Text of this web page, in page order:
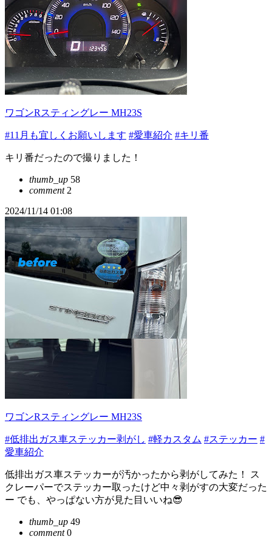
ワゴンRスティングレー MH23S
#11月も宜しくお願いします #愛車紹介 #キリ番
キリ番だったので撮りました！
thumb_up 58
comment2
2024/11/14 01:08
ワゴンRスティングレー MH23S
#低排出ガス車ステッカー剥がし #軽カスタム #ステッカー #
愛車紹介
低排出ガス車ステッカーが汚かったから剥がしてみた！ ス
クレーパーでステッカー取ったけど中々剥がすの大変だった
ー でも、やっぱない方が見た目いいね😎
thumb_up 49
comment0